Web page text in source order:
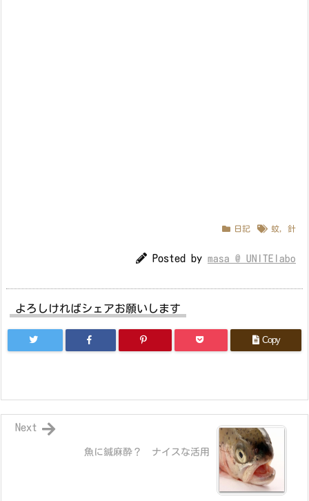
日記 蚊 針
Posted by masa @ UNITElabo
よろしければシェアお願いします
Copy
魚に鍼麻酔？ ナイスな活用
Next